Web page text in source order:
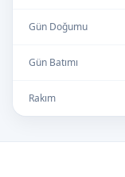
Gün Doğumu
Gün Batımı
Rakım